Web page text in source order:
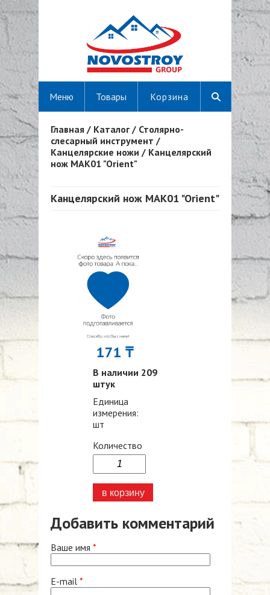
Корзина
Меню Товары
Вы здесь
Главная / Каталог / Столярно-
слесарный инструмент /
Канцелярские ножи / Канцелярский
нож MAK01 "Orient"
Канцелярский нож MAK01 "Orient"
171 ₸
В наличии 209
штук
Единица
измерения:
шт
Количество
Добавить комментарий
Ваше имя *
E-mail *